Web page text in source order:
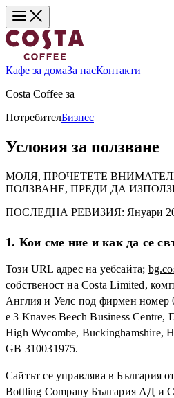
Кафе за домаЗа насКонтакти
Costa Coffee за
ПотребителБизнес
Условия за ползване
МОЛЯ, ПРОЧЕТЕТЕ
ПОЛЗВАНЕ, ПРЕДИ ДА
ПОСЛЕДНА РЕВИЗИЯ: Януари
1. Кои сме ние и как да се
Този URL адрес на уебсайта;
собственост на Costa Limited,
Англия и Уелс под фирмен номер
е 3 Knaves Beech Business Centre,
High Wycombe, Buckinghamshire,
GB 310031975.
Сайтът се управлява в България
Bottling Company България АД и